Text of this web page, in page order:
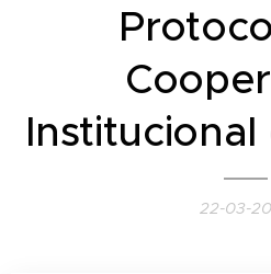
Institucional
22-03-